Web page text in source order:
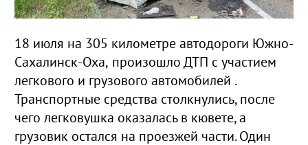
18 июля на 305 километре автодороги Южно-
Сахалинск-Оха, произошло ДТП с участием
легкового и грузового автомобилей .
Транспортные средства столкнулись, после
чего легковушка оказалась в кювете, а
грузовик остался на проезжей части. Один